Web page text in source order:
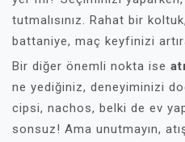
tutmalısınız. Rahat bir
battaniye, maç keyfinizi
Bir diğer önemli nokta ise
ne yediğiniz, deneyiminizi
cipsi, nachos, belki de ev
sonsuz! Ama unutmayın,